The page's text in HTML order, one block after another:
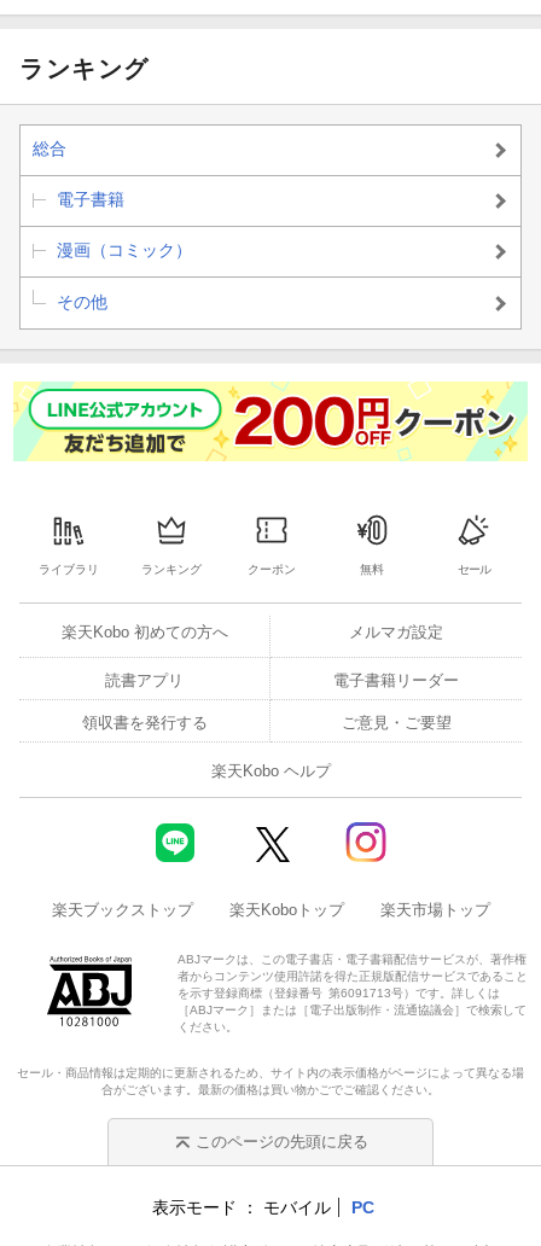
ランキング
総合
電子書籍
漫画（コミック）
その他
ライブラリ ランキング クーポン 無料 セール
楽天Kobo 初めての方へ メルマガ設定
読書アプリ 電子書籍リーダー
領収書を発行する ご意見・ご要望
楽天Kobo ヘルプ
楽天ブックストップ 楽天Koboトップ 楽天市場トップ
ABJマークは、この電子書店・電子書籍配信サービスが、著作権
者からコンテンツ使用許諾を得た正規版配信サービスであること
を示す登録商標（登録番号 第6091713号）です。詳しくは
［ABJマーク］または［電子出版制作・流通協議会］で検索して
ください。
セール・商品情報は定期的に更新されるため、サイト内の表示価格がページによって異なる場
合がございます。最新の価格は買い物かごでご確認ください。
このページの先頭に戻る
表示モード モバイル PC